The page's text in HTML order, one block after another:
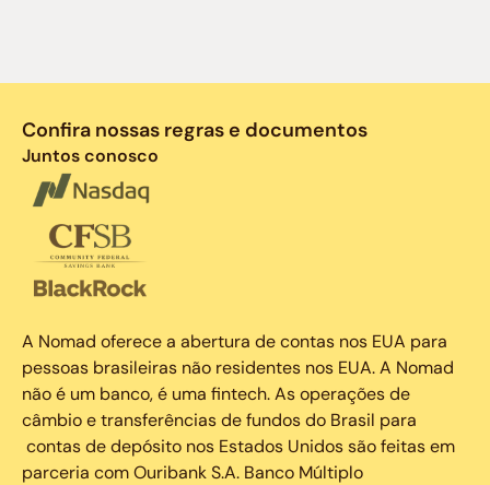
Confira nossas regras e documentos
Juntos conosco
A Nomad oferece a abertura de contas nos EUA para
pessoas brasileiras não residentes nos EUA. A Nomad
não é um banco, é uma fintech. As operações de
câmbio e transferências de fundos do Brasil para
contas de depósito nos Estados Unidos são feitas em
parceria com Ouribank S.A. Banco Múltiplo